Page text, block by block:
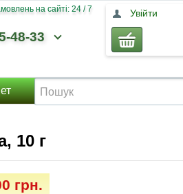
на сайті: 24 / 7
48-33
Увійти
10 г
грн.